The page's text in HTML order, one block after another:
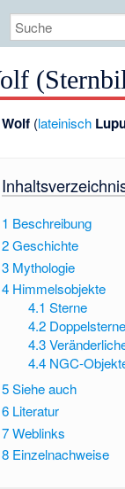
Wolf (lateinisch
1 Beschreibung
2Geschichte
3 Mythologie
4 Himmelsobjekte
4.1 Sterne
4.2 Doppelsterne
4.3
4.4 NGC-
5Siehe auch
6 Literatur
7Weblinks
8 Einzelnachweise